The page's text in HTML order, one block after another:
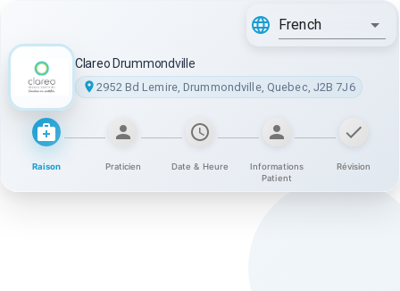
French
Clareo Drummondville
2952 Bd Lemire, Drummondville, Quebec, J2B 7J6
Raison Praticien Date & Heure
Informations
Patient
Révision